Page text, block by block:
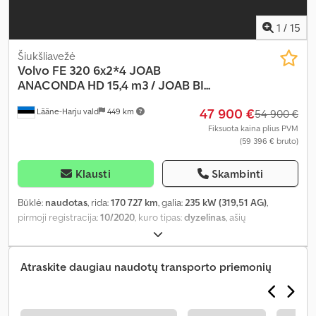
1 / 15
Lääne-Harju vald 449 km
Šiukšliavežė
Volvo FE 320 6x2*4 JOAB
ANACONDA HD 15,4 m3 / JOAB BI...
47 900 €54 900 €
Fiksuota kaina plius PVM
(59 396 € bruto)
Klausti Skambinti
Būklė: naudotas, rida:170 727 km, galia:235 kW (319,51 AG),
pirmoji registracija:10/2020, kuro tipas:dyzelinas, ašių
3 890 mm
tipas:automatinis, emisijos klasė:Euro 6, pakaba:oras, bendras
ilgis:
10 000 mm , bendras plotis: 2 500 mm , bendras aukštis:
, Gamybos metai: , Įranga:
borto kompiuteris, centrinis
užraktas, diferencialo užraktas, elektrinis langų reguliavimas,
elektriškai reguliuojamas veidrodis, kruizo kontrolė, oro
Atraskite daugiau naudotų transporto priemonių